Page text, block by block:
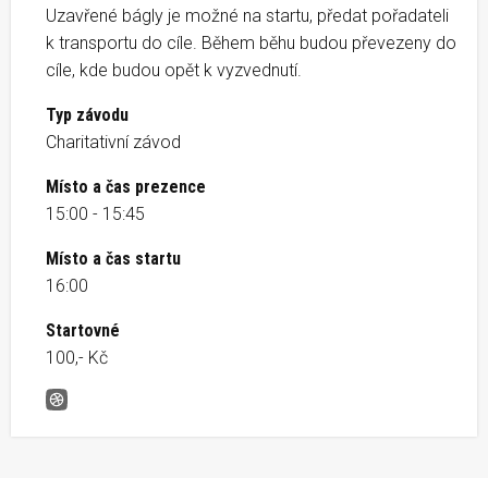
Uzavřené bágly je možné na startu, předat pořadateli
k transportu do cíle. Během běhu budou převezeny do
cíle, kde budou opět k vyzvednutí.
Typ závodu
Charitativní závod
Místo a čas prezence
15:00 - 15:45
Místo a čas startu
16:00
Startovné
100,- Kč
benefiční běh DOBRÉ KILO &#8211; OLOMOUC